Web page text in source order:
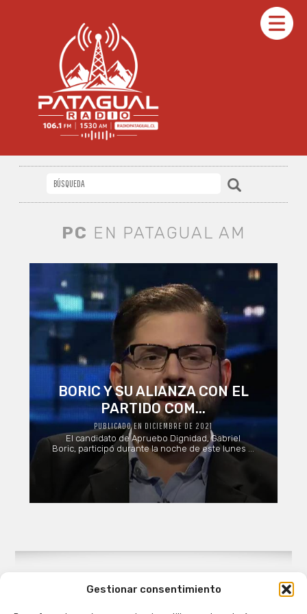
Gestionar consentimiento
PC EN PATAGUAL AM
BORIC Y SU ALIANZA CON EL
PARTIDO COM...
PUBLICADO EN DICIEMBRE DE 2021
El candidato de Apruebo Dignidad, Gabriel
Boric, participó durante la noche de este lunes ...